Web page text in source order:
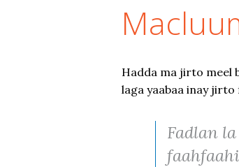
Hadda ma jirto meel
laga yaabaa inay jirto
Fadlan